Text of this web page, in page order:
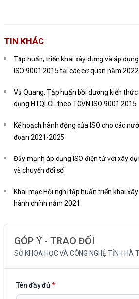
TIN KHÁC
Tập huấn, triển khai xây dựng và áp dụng
ISO 9001:2015 tại các cơ quan năm 2022.
Vũ Quang: Tập huấn bồi dưỡng kiến
dụng HTQLCL theo TCVN ISO 9001:2015
Kế hoạch hành động của ISO cho các
đoạn 2021-2025
Đẩy mạnh áp dụng ISO điện tử với xây
và chuyển đổi số
Khai mạc Hội nghị tập huấn triển khai
hành chính năm 2021
GÓP Ý - TRAO ĐỔI
SỞ KHOA HỌC VÀ CÔNG NGHỆ TỈNH HÀ
Tên đầy đủ *